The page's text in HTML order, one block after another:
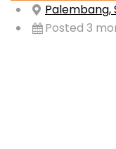
Posted 3